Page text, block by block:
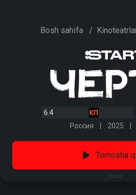
Bosh sahifa /
6.4
Россия
2025
Черти
Tomosha